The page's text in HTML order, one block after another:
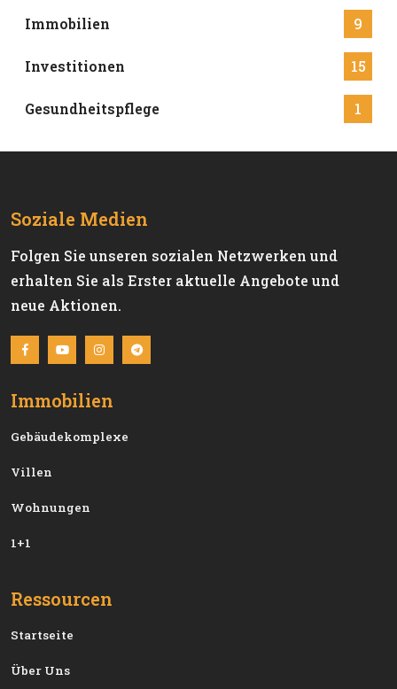
Immobilien 9
Investitionen 15
Gesundheitspflege 1
Soziale Medien
Folgen Sie unseren sozialen Netzwerken und
erhalten Sie als Erster aktuelle Angebote und
neue Aktionen.
Immobilien
Gebäudekomplexe
Villen
Wohnungen
1+1
Ressourcen
Startseite
Über Uns